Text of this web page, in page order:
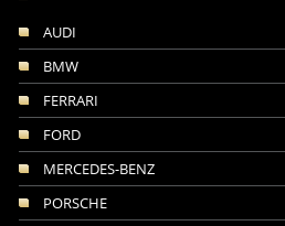
AUDI
BMW
FERRARI
FORD
MERCEDES-BENZ
PORSCHE